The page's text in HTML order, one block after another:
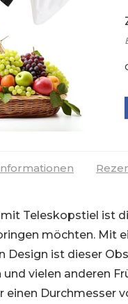
Teleskopstiel ist
möchten. Mit
Design ist dieser
vielen anderen
Durchmesser